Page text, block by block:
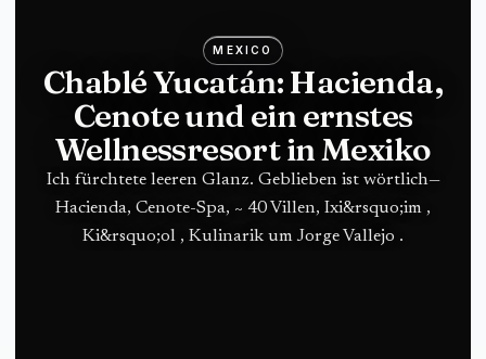
MEXICO
Chablé Yucatán: Hacienda,
Cenote und ein ernstes
Wellnessresort in Mexiko
Ich fürchtete leeren Glanz. Geblieben ist wörtlich—
Hacienda, Cenote-Spa, ~ 40 Villen, Ixi&rsquo;im ,
Ki&rsquo;ol , Kulinarik um Jorge Vallejo .